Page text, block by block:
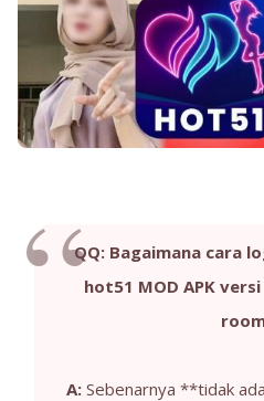
QQ: Bagaimana cara
hot51 MOD APK
A: Sebenarnya **tidak